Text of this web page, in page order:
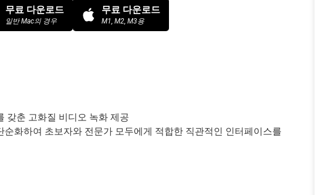
무료 다운로드
일반 Mac의 경우
무료 다운로드
M1, M2, M3용
갖춘 고화질 비디오 녹화 제공
순화하여 초보자와 전문가 모두에게 적합한 직관적인 인터페이스를